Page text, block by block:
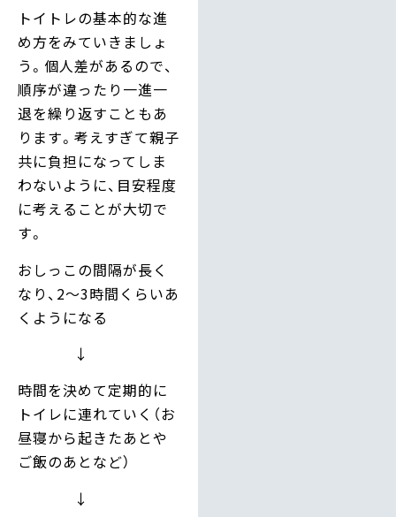
トイトレの基本的な進
め方をみていきましょ
う。個人差があるので、
順序が違ったり一進一
退を繰り返すこともあ
ります。考えすぎて親子
共に負担になってしま
わないように、目安程度
に考えることが大切で
す。
おしっこの間隔が長く
なり、2～3時間くらいあ
くようになる
↓
時間を決めて定期的に
トイレに連れていく（お
昼寝から起きたあとや
ご飯のあとなど）
↓